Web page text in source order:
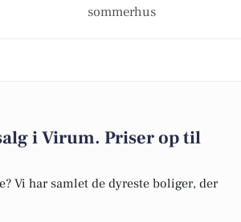
sommerhus
i Virum. Priser op til
Vi har samlet de dyreste boliger, der